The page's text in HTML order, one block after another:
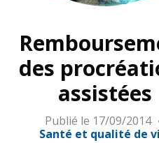
des
assistées
Publié le 17/09/2014
Santé et qualité de